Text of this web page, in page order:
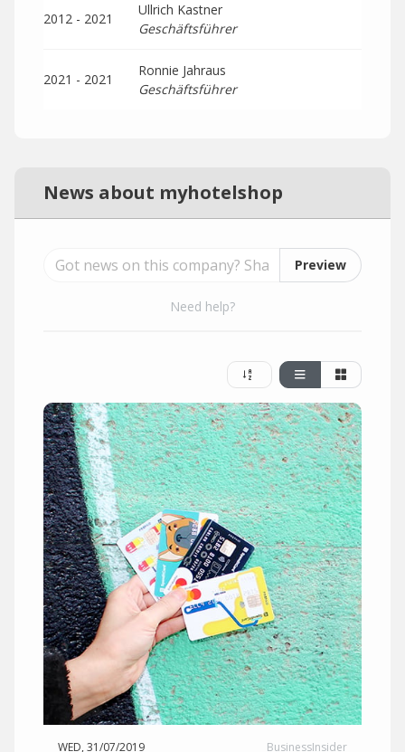
2012 - 2021
Ullrich Kastner
Geschäftsführer
2021 - 2021
Ronnie Jahraus
Geschäftsführer
News about myhotelshop
Preview
Need help?
WED, 31/07/2019 BusinessInsider